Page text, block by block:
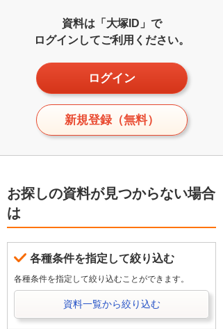
資料は「大塚ID」で
ログインしてご利用ください。
ログイン
新規登録（無料）
お探しの資料が見つからない場合
は
各種条件を指定して絞り込む
各種条件を指定して絞り込むことができます。
資料一覧から絞り込む